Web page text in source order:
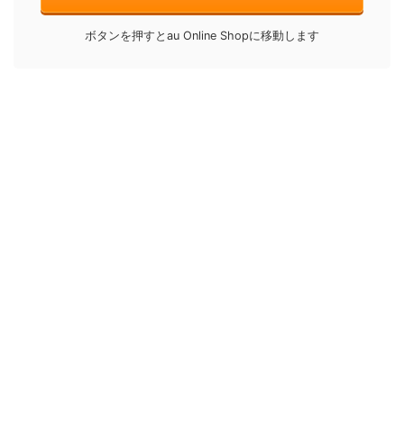
ボタンを押すとau Online Shopに移動します